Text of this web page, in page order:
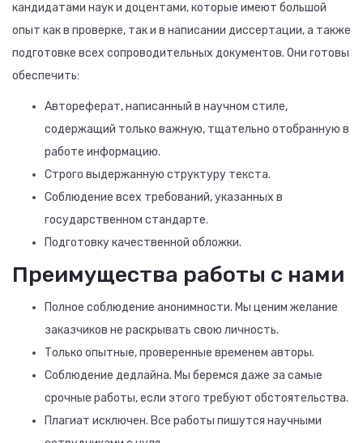
кандидатами наук и доцентами, которые имеют большой
опыт как в проверке, так и в написании диссертации, а также
подготовке всех сопроводительных документов. Они готовы
обеспечить:
Автореферат, написанный в научном стиле,
содержащий только важную, тщательно отобранную в
работе информацию.
Строго выдержанную структуру текста.
Соблюдение всех требований, указанных в
государственном стандарте.
Подготовку качественной обложки.
Преимущества работы с нами
Полное соблюдение анонимности. Мы ценим желание
заказчиков не раскрывать свою личность.
Только опытные, проверенные временем авторы.
Соблюдение дедлайна. Мы беремся даже за самые
срочные работы, если этого требуют обстоятельства.
Плагиат исключен. Все работы пишутся научными